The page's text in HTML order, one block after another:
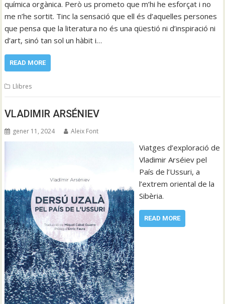
química orgànica. Però us prometo que m’hi he esforçat i no
me n’he sortit. Tinc la sensació que ell és d’aquelles persones
que pensa que la literatura no és una qüestió ni d’inspiració ni
d’art, sinó tan sol un hàbit i…
READ MORE
Llibres
VLADIMIR ARSÉNIEV
gener 11, 2024 Aleix Font
Viatges d’exploració de
Vladimir Arséiev pel
País de l’Ussuri, a
l’extrem oriental de la
Sibèria.
READ MORE